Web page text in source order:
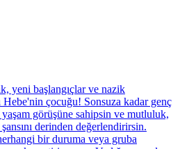
yeni başlangıçlar ve nazik
Hebe'nin çocuğu! Sonsuza kadar genç
görüşüne sahipsin ve mutluluk,
derinden değerlendirirsin.
bir duruma veya gruba